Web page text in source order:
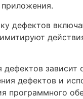
приложения.
дефектов
дефектов и
программного